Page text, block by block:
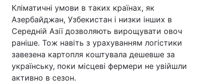
Кліматичні умови в таких країнах, як
Азербайджан, Узбекистан і низки інших в
Середній Азії дозволяють вирощувати овоч
раніше. Тож навіть з урахуванням логістики
завезена картопля коштувала дешевше за
українську, поки місцеві фермери не увійшли
активно в сезон.